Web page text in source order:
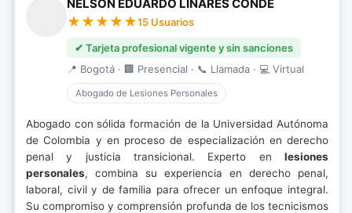
NELSON EDUARDO LINARES CONDE
15 Usuarios
✔ Tarjeta profesional vigente y sin sanciones
📍 Bogotá · 🏢 Presencial · 📞 Llamada · 💻 Virtual
Abogado de Lesiones Personales
Abogado con sólida formación de la Universidad Autónoma
de Colombia y en proceso de especialización en derecho
penal y justicia transicional. Experto en lesiones
personales, combina su experiencia en derecho penal,
laboral, civil y de familia para ofrecer un enfoque integral.
Su compromiso y comprensión profunda de los tecnicismos